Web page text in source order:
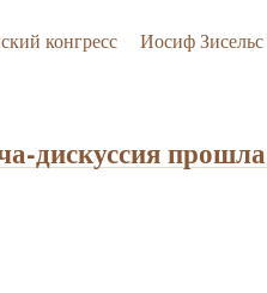
конгресс Иосиф Зисельс
дискуссия